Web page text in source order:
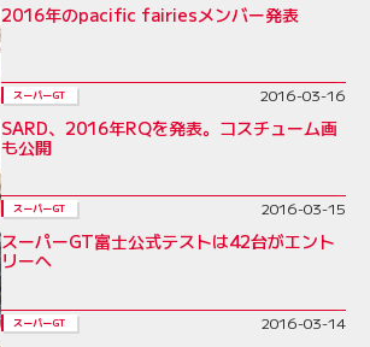
2016年のpacific fairiesメンバー発表
スーパーGT 2016-03-16
SARD、2016年RQを発表。コスチューム画
も公開
スーパーGT 2016-03-15
スーパーGT富士公式テストは42台がエント
リーへ
スーパーGT 2016-03-14